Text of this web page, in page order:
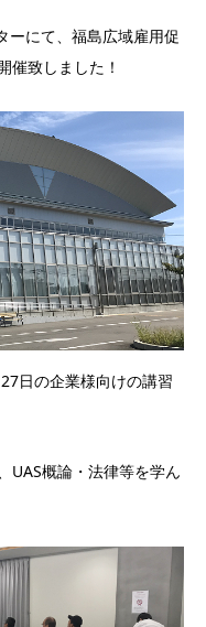
ーにて、福島広域雇用促
催致しました！
日の企業様向けの講習
UAS概論・法律等を学ん